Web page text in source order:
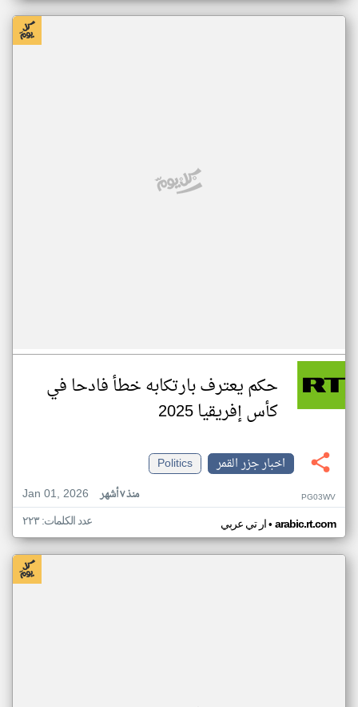
حكم يعترف بارتكابه خطأ فادحا في
كأس إفريقيا 2025
اخبار جزر القمر
Politics
Jan 01, 2026
منذ ٧ أشهر PG03WV
ار تي عربي• arabic.rt.com عدد الكلمات: ٢٢٣